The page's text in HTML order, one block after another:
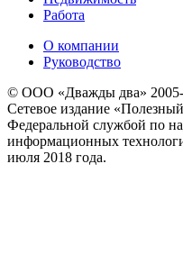
Работа
О компании
Руководство
© ООО «Дважды два»
Сетевое издание
Федеральной службой по
информационных
июля 2018 года.